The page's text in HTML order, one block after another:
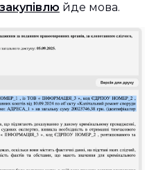
закупівлю йде мова.